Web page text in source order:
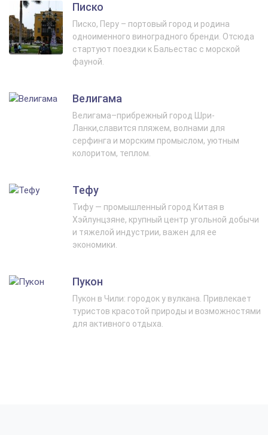
Писко
Писко, Перу – портовый город и родина
одноименного виноградного бренди. Отсюда
стартуют поездки к Бальестас с морской
фауной.
Велигама
Велигама–прибрежный город Шри-
Ланки,славится пляжем, волнами для
серфинга и морским промыслом, уютным
колоритом, теплом.
Тефу
Тифу — промышленный город Китая в
Хэйлунцзяне, крупный центр угольной добычи
и тяжелой индустрии, важен для ее
экономики.
Пукон
Пукон в Чили: городок у вулкана. Привлекает
туристов красотой природы и возможностями
для активного отдыха.